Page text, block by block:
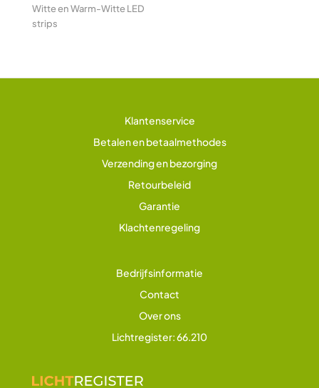
Witte en Warm-Witte LED
strips
Klantenservice
Betalen en betaalmethodes
Verzending en bezorging
Retourbeleid
Garantie
Klachtenregeling
Bedrijfsinformatie
Contact
Over ons
Lichtregister: 66.210